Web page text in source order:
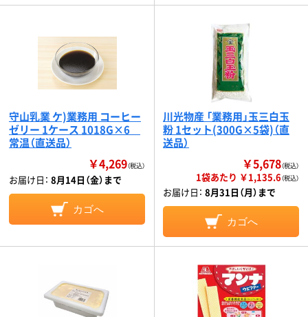
守山乳業 ケ)業務用 コーヒー
ゼリー 1ケース 1018G×6
常温（直送品）
￥4,269（税込）
お届け日： 8月14日（金）まで
カゴへ
川光物産 「業務用」玉三白玉
粉 1セット(300G×5袋)（直
送品）
￥5,678（税込）
1袋あたり ￥1,135.6（税込）
お届け日： 8月31日（月）まで
カゴへ